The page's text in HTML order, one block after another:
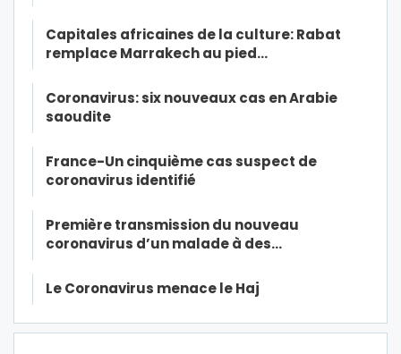
Capitales africaines de la culture: Rabat
remplace Marrakech au pied…
Coronavirus: six nouveaux cas en Arabie
saoudite
France-Un cinquième cas suspect de
coronavirus identifié
Première transmission du nouveau
coronavirus d’un malade à des…
Le Coronavirus menace le Haj